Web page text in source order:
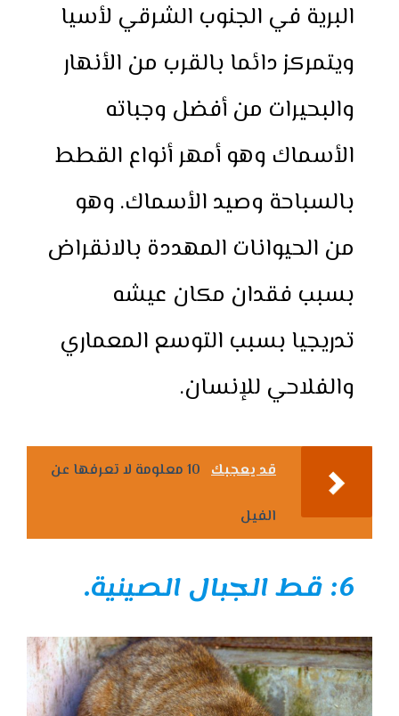
البرية في الجنوب الشرقي لأسيا
ويتمركز دائما بالقرب من الأنهار
والبحيرات من أفضل وجباته
الأسماك وهو أمهر أنواع القطط
بالسباحة وصيد الأسماك. وهو
من الحيوانات المهددة بالانقراض
بسبب فقدان مكان عيشه
تدريجيا بسبب التوسع المعماري
والفلاحي للإنسان.
قد يعجبك 10 معلومة لا تعرفها عن
الفيل
6: قط الجبال الصينية.